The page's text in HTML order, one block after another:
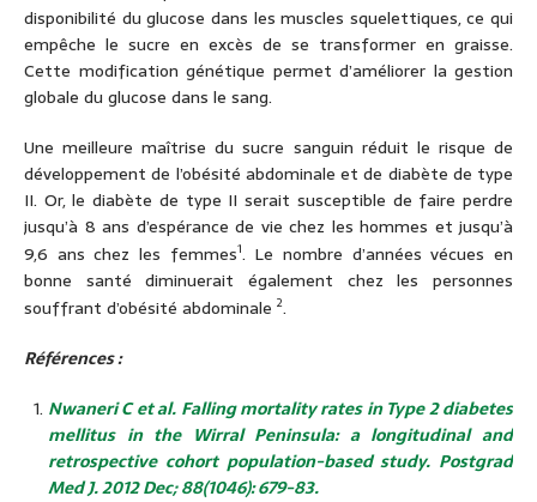
disponibilité du glucose dans les muscles squelettiques, ce qui
empêche le sucre en excès de se transformer en graisse.
Cette modification génétique permet d’améliorer la gestion
globale du glucose dans le sang.
Une meilleure maîtrise du sucre sanguin réduit le risque de
développement de l’obésité abdominale et de diabète de type
II. Or, le diabète de type II serait susceptible de faire perdre
jusqu’à 8 ans d’espérance de vie chez les hommes et jusqu’à
9,6 ans chez les femmes1. Le nombre d’années vécues en
bonne santé diminuerait également chez les personnes
souffrant d’obésité abdominale 2.
Références :
Nwaneri C et al. Falling mortality rates in Type 2 diabetes
mellitus in the Wirral Peninsula: a longitudinal and
retrospective cohort population-based study. Postgrad
Med J. 2012 Dec; 88(1046): 679-83.